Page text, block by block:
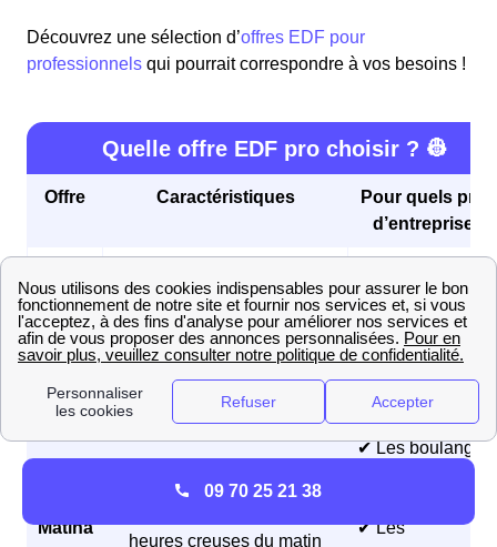
Découvrez une sélection d’offres EDF pour
professionnels qui pourrait correspondre à vos besoins !
Quelle offre EDF pro choisir ? 👷
Offre Caractéristiques
Pour quels
d’entreprises
Tarif
Bleu
Un tarif réglementé de vente,
avec une tarification
distincte pour les compteurs
de moins de 36 kVA et ceux
de plus de 36 kVA
professionnels (<
10 employés,
chiffre d’affaires
annuel < 2
d’euros)
Matina
Des prix fixes sur 3 ans et
heures creuses du matin
✔ Les
et les pâtisseries
✔ Les
09 70 25 21 38